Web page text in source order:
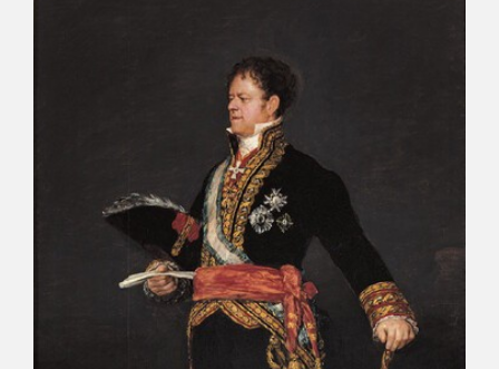
RECURSOS EDUCATIVOS